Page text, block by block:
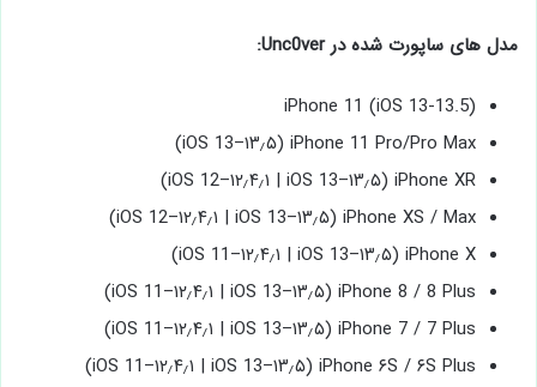
مدل های ساپورت شده در Unc0ver:
iPhone 11 (iOS 13-13.5)
iPhone 11 Pro/Pro Max (iOS 13–۱۳٫۵)
iPhone XR (iOS 12–۱۲٫۴٫۱ | iOS 13–۱۳٫۵)
iPhone XS / Max (iOS 12–۱۲٫۴٫۱ | iOS 13–۱۳٫۵)
iPhone X (iOS 11–۱۲٫۴٫۱ | iOS 13–۱۳٫۵)
iPhone 8 / 8 Plus (iOS 11–۱۲٫۴٫۱ | iOS 13–۱۳٫۵)
iPhone 7 / 7 Plus (iOS 11–۱۲٫۴٫۱ | iOS 13–۱۳٫۵)
iPhone ۶S / ۶S Plus (iOS 11–۱۲٫۴٫۱ | iOS 13–۱۳٫۵)